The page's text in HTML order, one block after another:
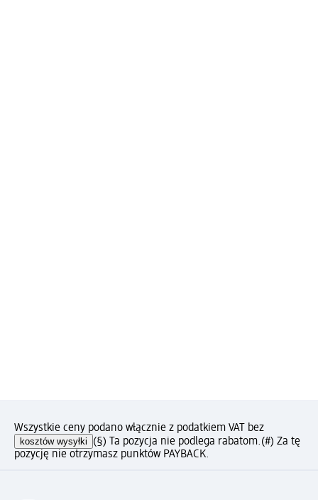
Wszystkie ceny podano włącznie z podatkiem VAT bez
kosztów wysyłki (§) Ta pozycja nie podlega rabatom.(#) Za tę
pozycję nie otrzymasz punktów PAYBACK.